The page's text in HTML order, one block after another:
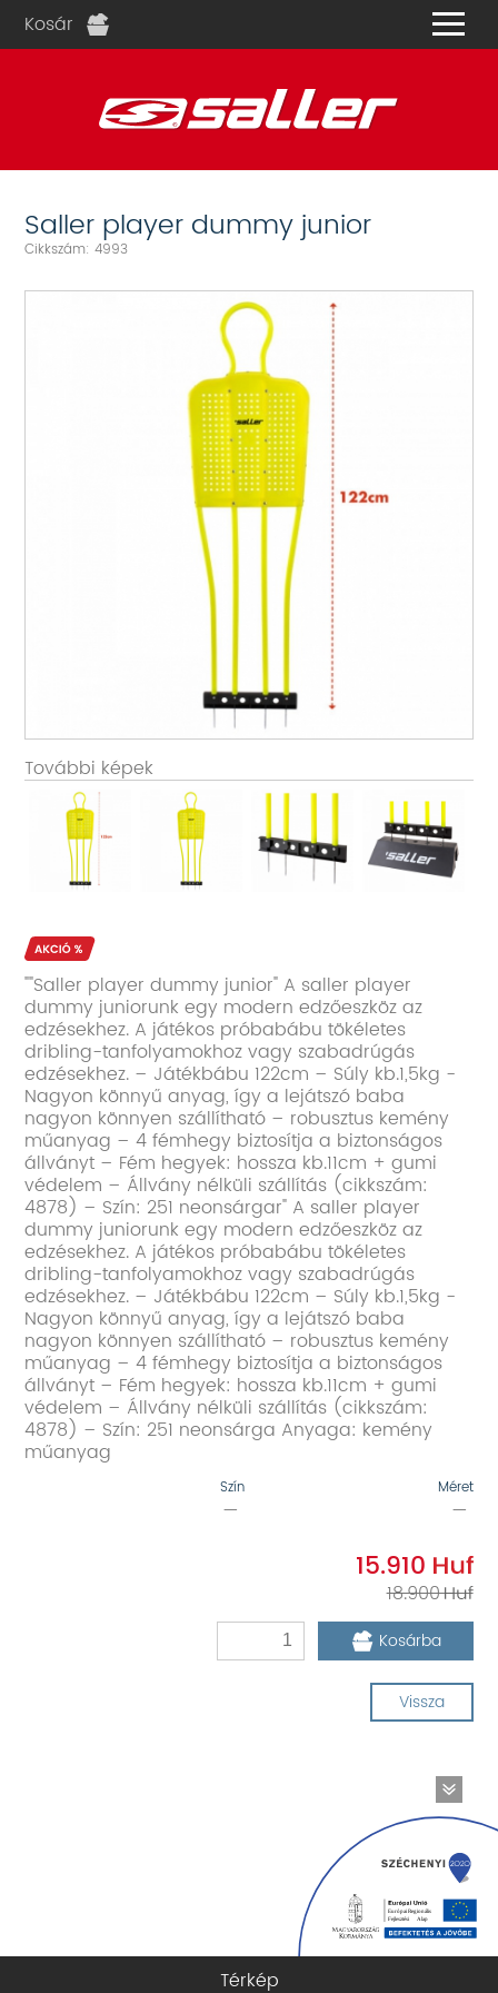
Kosár
Saller player dummy junior
Cikkszám: 4993
További képek
""Saller player dummy junior" A saller player
dummy juniorunk egy modern edzőeszköz az
edzésekhez. A játékos próbabábu tökéletes
dribling-tanfolyamokhoz vagy szabadrúgás
edzésekhez. – Játékbábu 122cm – Súly kb.1,5kg -
Nagyon könnyű anyag, így a lejátszó baba
nagyon könnyen szállítható – robusztus kemény
műanyag – 4 fémhegy biztosítja a biztonságos
állványt – Fém hegyek: hossza kb.11cm + gumi
védelem – Állvány nélküli szállítás (cikkszám:
4878) – Szín: 251 neonsárgar" A saller player
dummy juniorunk egy modern edzőeszköz az
edzésekhez. A játékos próbabábu tökéletes
dribling-tanfolyamokhoz vagy szabadrúgás
edzésekhez. – Játékbábu 122cm – Súly kb.1,5kg -
Nagyon könnyű anyag, így a lejátszó baba
nagyon könnyen szállítható – robusztus kemény
műanyag – 4 fémhegy biztosítja a biztonságos
állványt – Fém hegyek: hossza kb.11cm + gumi
védelem – Állvány nélküli szállítás (cikkszám:
4878) – Szín: 251 neonsárga Anyaga: kemény
műanyag
Szín
—
Méret
—
15.910
18.900
Kosárba
Vissza
Térkép